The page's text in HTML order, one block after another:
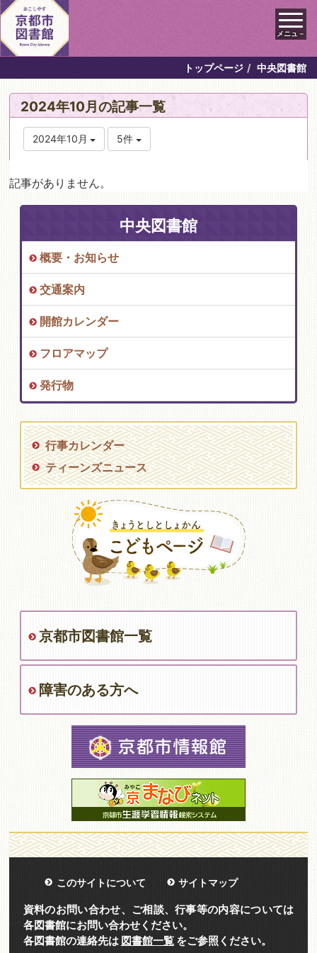
メニュ－
トップページ 中央図書館
2024年10月の記事一覧
2024年10月 5件
記事がありません。
中央図書館
概要・お知らせ
交通案内
開館カレンダー
フロアマップ
発行物
行事カレンダー
ティーンズニュース
京都市図書館一覧
障害のある方へ
このサイトについて サイトマップ
資料のお問い合わせ、ご相談、行事等の内容については
各図書館にお問い合わせください。
各図書館の連絡先は 図書館一覧をご参照ください。